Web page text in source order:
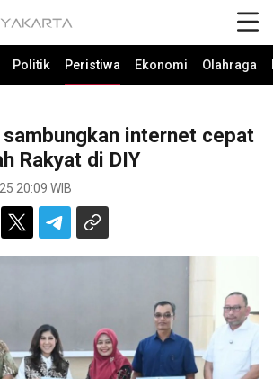
Politik Peristiwa Ekonomi Olahraga
internet cepat
Rakyat di DIY
20:09 WIB